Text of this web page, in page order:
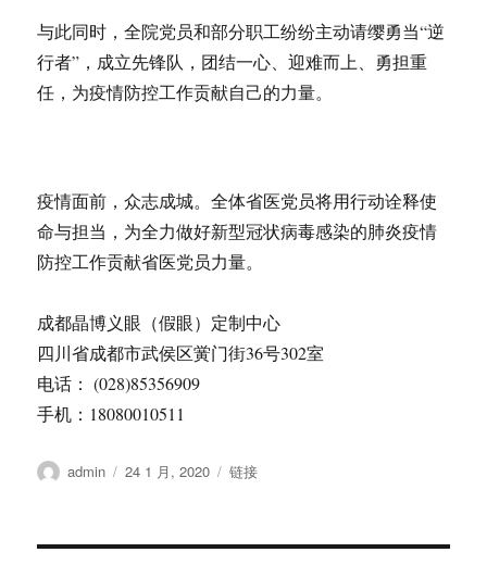
与此同时，全院党员和部分职工纷纷主动请缨勇当“逆
行者”，成立先锋队，团结一心、迎难而上、勇担重
任，为疫情防控工作贡献自己的力量。
疫情面前，众志成城。全体省医党员将用行动诠释使
命与担当，为全力做好新型冠状病毒感染的肺炎疫情
防控工作贡献省医党员力量。
成都晶博义眼（假眼）定制中心
四川省成都市武侯区黉门街36号302室
电话： (028)85356909
手机：18080010511
作
admin
发
24 1 月, 2020
格
链接